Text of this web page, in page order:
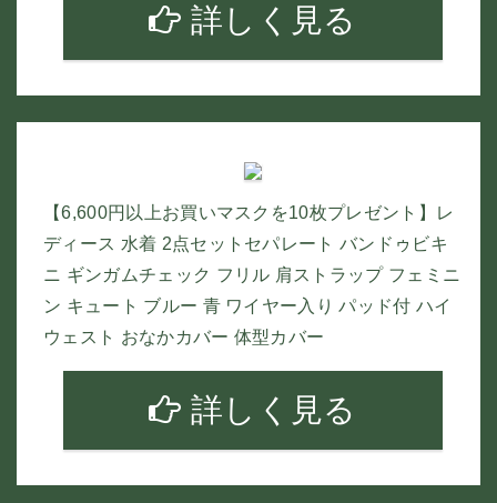
詳しく見る
【6,600円以上お買いマスクを10枚プレゼント】レ
ディース 水着 2点セットセパレート バンドゥビキ
ニ ギンガムチェック フリル 肩ストラップ フェミニ
ン キュート ブルー 青 ワイヤー入り パッド付 ハイ
ウェスト おなかカバー 体型カバー
詳しく見る